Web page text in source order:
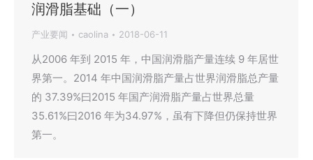
润滑脂基础（一）
产业要闻 caolina 2018-06-11
从2006 年到 2015 年，中国润滑脂产量连续 9 年居世
界第一。2014 年中国润滑脂产量占世界润滑脂总产量
的 37.39%曰2015 年国产润滑脂产量占世界总量
35.61%曰2016 年为34.97%，虽有下降但仍保持世界
第一。